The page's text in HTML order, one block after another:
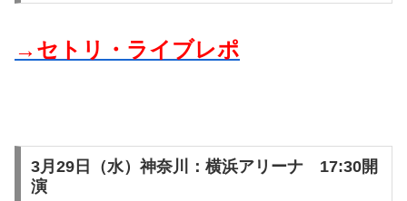
→セトリ・ライブレポ
3月29日（水）神奈川：横浜アリーナ 17:30開
演